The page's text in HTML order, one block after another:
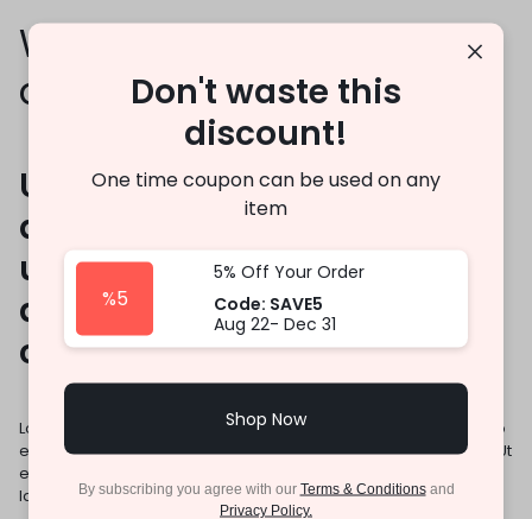
What if my order is
damaged?
Ut enim ad minim veniam,
quis nostrud exercitation
ullamco laboris nisi ut
aliquip ex ea commodo
consequat.
Lorem ipsum dolor sit amet, consectetur adipisicing elit, sed do
eiusmod tempor incididunt ut labore et dolore magna aliqua. Ut
enim ad minim veniam, quis nostrud exercitation ullamco
laboris nisi ut aliquip ex ea commodo consequat.
Don't waste this
discount!
One time coupon can be used on any
item
%5
5% Off Your Order
Code: SAVE5
Aug 22- Dec 31
Shop Now
By subscribing you agree with our Terms & Conditionsand
Privacy Policy.